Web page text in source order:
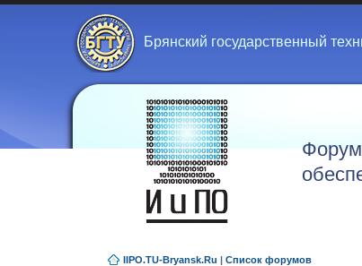
Брянский государственный
IIPO.TU-Bryansk.Ru | Список форумов